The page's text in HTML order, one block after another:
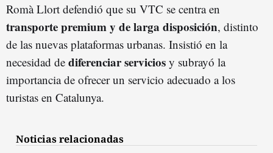
Romà Llort defendió que su VTC se centra en
transporte premium y de larga disposición, distinto
de las nuevas plataformas urbanas. Insistió en la
necesidad de diferenciar servicios y subrayó la
importancia de ofrecer un servicio adecuado a los
turistas en Catalunya.
Noticias relacionadas